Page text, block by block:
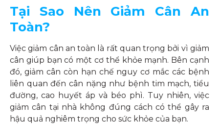
Tại Sao Nên Giảm Cân An
Toàn?
Việc giảm cân an toàn là rất quan trọng bởi vì giảm
cân giúp bạn có một cơ thể khỏe mạnh. Bên cạnh
đó, giảm cân còn hạn chế nguy cơ mắc các bệnh
liên quan đến cân nặng như bệnh tim mạch, tiểu
đường, cao huyết áp và béo phì. Tuy nhiên, việc
giảm cân tại nhà không đúng cách có thể gây ra
hậu quả nghiêm trọng cho sức khỏe của bạn.